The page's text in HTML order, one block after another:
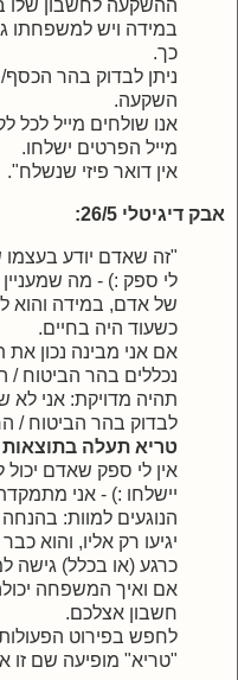
ההשקעה לחשבון שלו
במידה ויש למשפחתו
כך.
ניתן לבדוק בהר
השקעה.
אנו שולחים מייל לכל
מייל הפרטים ישלחו.
אין דואר פיזי שנשלח".
אבק דיגיטלי 26/5:
"זה שאדם יודע
לי ספק :) - מה
של אדם, במידה
כשעוד היה בחיים.
אם אני מבינה נכון את
נכללים בהר הביטוח
תהיה מדויקת: אני
לבדוק בהר הביטוח /
טריא תעלה בתוצאות
אין לי ספק שאדם
יישלחו :) - אני
הנוגעים למוות:
יגיעו רק אליו, והוא
כרגע (או בכלל) גישה
אם ואיך המשפחה
חשבון אצלכם.
לחפש בפירוט
"טריא" מופיעה שם זו